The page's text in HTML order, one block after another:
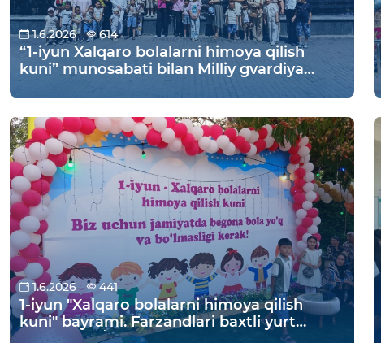
1.6.2026 614
“1-iyun Xalqaro bolalarni himoya qilish
kuni” munosabati bilan Milliy gvardiya
Toshkent viloyati bo'yicha boshqarmasi
harbiy xizmatchilarining oila a'zolari va
ularning farzandlari bayram kunida dam
olish va maroqli hordiq chiqarish
maqsadida “Amir Temur muzeyi” va
“Toshkent hayvonot bog‘i” ga tashrif
buyurishdi.
1.6.2026 441
1-iyun "Xalqaro bolalarni himoya qilish
kuni" bayrami. Farzandlari baxtli yurt
qudratli boʻladi.